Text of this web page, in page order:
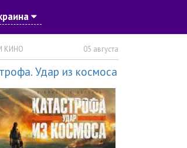
КИНО 05 августа
Удар из космоса